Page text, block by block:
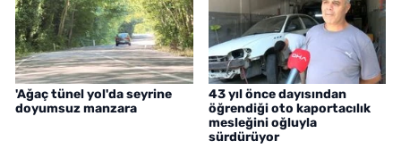
'Ağaç tünel yol'da seyrine
doyumsuz manzara
43 yıl önce dayısından
öğrendiği oto kaportacılık
mesleğini oğluyla
sürdürüyor